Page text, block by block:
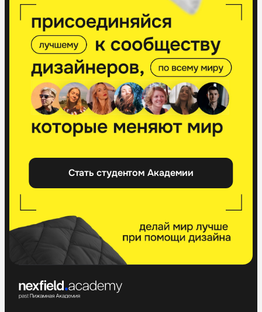
Стать студентом Академии